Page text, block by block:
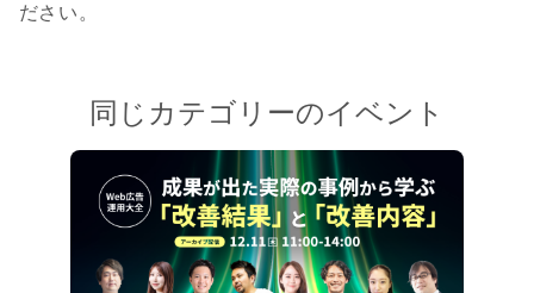
ださい。
同じカテゴリーのイベント